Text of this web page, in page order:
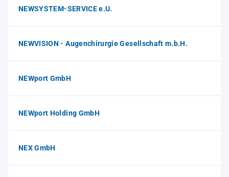
NEWSYSTEM-SERVICE e.U.
NEWVISION - Augenchirurgie Gesellschaft m.b.H.
NEWport GmbH
NEWport Holding GmbH
NEX GmbH